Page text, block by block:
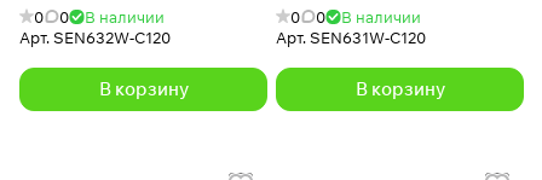
0 0
В наличии
Арт.SEN632W-С120
В корзину
0 0
В наличии
Арт.SEN631W-C120
В корзину